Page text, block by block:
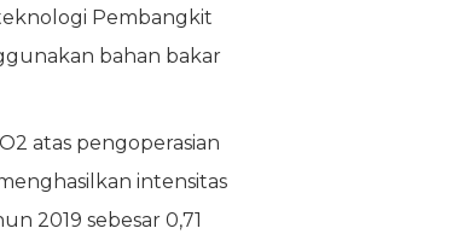
Pembangkit
bahan bakar
atas pengoperasian
intensitas
2019 sebesar 0,71